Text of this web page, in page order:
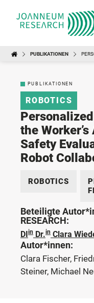
PUBLIKATIONEN
PUBLIKATIONEN
ROBOTICS
the
Safety
Robot
ROBOTICS
Beteiligte
RESEARCH:
DIin Dr.in Clara
Autor*innen:
Clara Fischer,
Steiner, Michael